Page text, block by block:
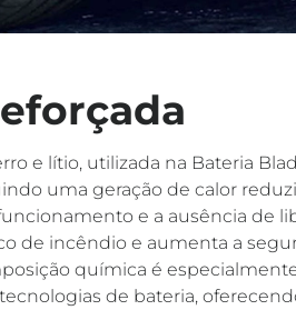
e lítio, utilizada na Bateria
uma geração de calor
e a ausência de
de incêndio e aumenta a
química é
de bateria,